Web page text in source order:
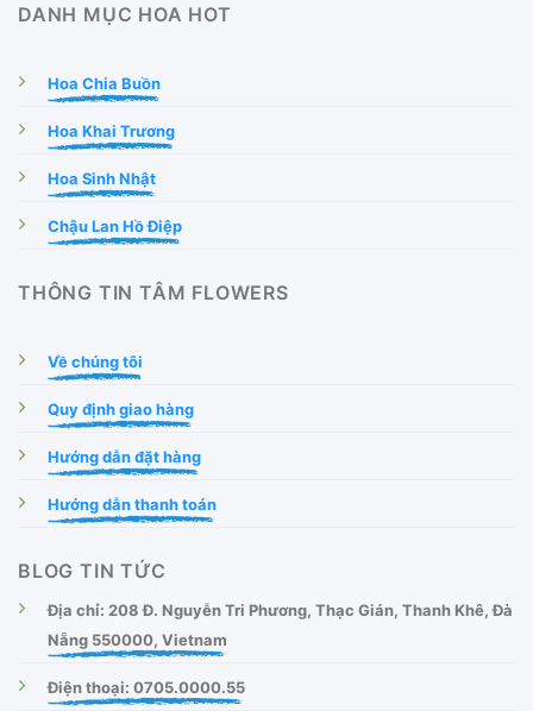
DANH MỤC HOA HOT
Hoa Chia Buồn
Hoa Khai Trương
Hoa Sinh Nhật
Chậu Lan Hồ Điệp
THÔNG TIN TÂM FLOWERS
Về chúng tôi
Quy định giao hàng
Hướng dẫn đặt hàng
Hướng dẫn thanh toán
BLOG TIN TỨC
Địa chỉ: 208 Đ. Nguyễn Tri Phương, Thạc Gián, Thanh Khê, Đà
Nẵng 550000, Vietnam
Điện thoại: 0705.0000.55